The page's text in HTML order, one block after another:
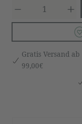
Gratis Versand ab
99,00€